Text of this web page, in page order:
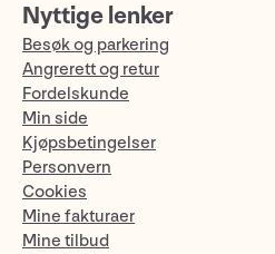
Nyttige lenker
Besøk og parkering
Angrerett og retur
Fordelskunde
Min side
Kjøpsbetingelser
Personvern
Cookies
Mine fakturaer
Mine tilbud